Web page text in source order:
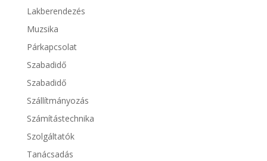
Lakberendezés
Muzsika
Párkapcsolat
Szabadidő
Szabadidő
Szállítmányozás
Számítástechnika
Szolgáltatók
Tanácsadás